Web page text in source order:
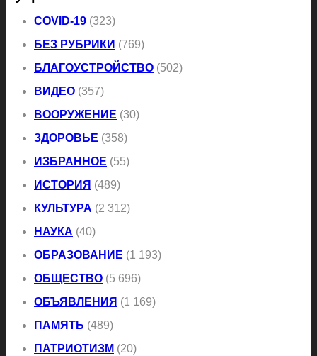
COVID-19 (323)
БЕЗ РУБРИКИ (769)
БЛАГОУСТРОЙСТВО (502)
ВИДЕО (357)
ВООРУЖЕНИЕ (30)
ЗДОРОВЬЕ (358)
ИЗБРАННОЕ (55)
ИСТОРИЯ (489)
КУЛЬТУРА (2 312)
НАУКА (40)
ОБРАЗОВАНИЕ (1 193)
ОБЩЕСТВО (5 696)
ОБЪЯВЛЕНИЯ (1 169)
ПАМЯТЬ (489)
ПАТРИОТИЗМ (20)